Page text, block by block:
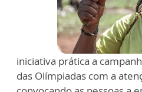
iniciativa prática a
das Olímpiadas com a